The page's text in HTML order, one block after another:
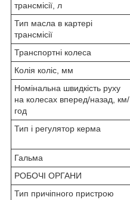
трансмісії, л
Тип масла в картері
трансмісії
Транспортні колеса
Колія коліс, мм
Номінальна швидкість руху
на колесах вперед/назад, км/
год
Тип і регулятор керма
Гальма
РОБОЧІ ОРГАНИ
Тип причіпного пристрою